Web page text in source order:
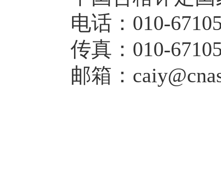
电话： 010-
传真： 010-
邮箱：